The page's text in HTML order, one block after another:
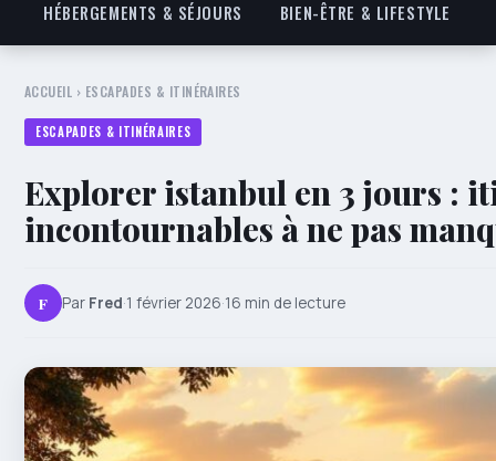
HÉBERGEMENTS & SÉJOURS
BIEN-ÊTRE & LIFESTYLE
ACCUEIL › ESCAPADES & ITINÉRAIRES
ESCAPADES & ITINÉRAIRES
Explorer istanbul en 3 jours :
incontournables à ne pas
F Par Fred·1 février 2026·16 min de lecture